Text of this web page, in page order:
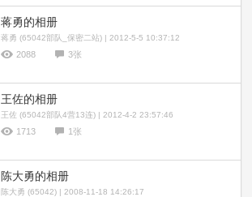
蒋勇的相册
蒋勇 (65042部队_保密二站) | 2012-5-5 10:37:12
2088 3张
王佐的相册
王佐 (65042部队4营13连) | 2012-4-2 23:57:46
1713 1张
陈大勇的相册
陈大勇 (65042) | 2008-11-18 14:26:17